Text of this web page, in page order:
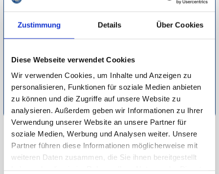
Zustimmung Details Über Cookies
Diese Webseite verwendet Cookies
Wir verwenden Cookies, um Inhalte und Anzeigen zu
personalisieren, Funktionen für soziale Medien anbieten
zu können und die Zugriffe auf unsere Website zu
analysieren. Außerdem geben wir Informationen zu Ihrer
Verwendung unserer Website an unsere Partner für
soziale Medien, Werbung und Analysen weiter. Unsere
Partner führen diese Informationen möglicherweise mit
weiteren Daten zusammen, die Sie ihnen bereitgestellt
der Rubrik sind eckige Stempel, aber auch ovale und runde
bedienen. Wer es ein wenig moderner mag, entscheidet sich
für edle Metallstempel.
Detaillierte Informationen zur Durchführung unserer Studien
Methodik
ZU VERSCHIEDENES
ZUR ÜBERSICHT